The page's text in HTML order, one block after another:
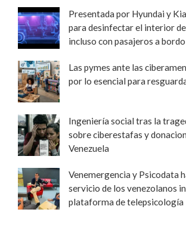
Presentada por Hyundai y
para desinfectar el interior
incluso con pasajeros a bordo
Las pymes ante las
por lo esencial para
Ingeniería social tras la
sobre ciberestafas y
Venezuela
Venemergencia y Psicodata
servicio de los venezolanos
plataforma de telepsicología